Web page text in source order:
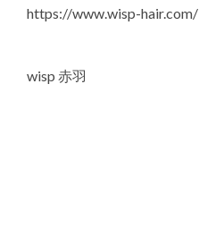
https://www.wisp-hair.com/
wisp 赤羽